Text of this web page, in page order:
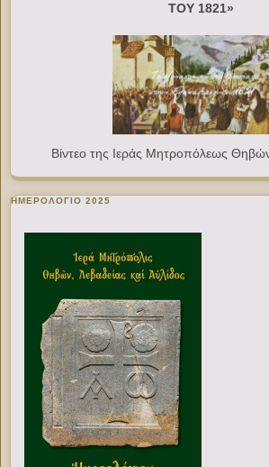
ΤΟΥ 1821»
Βίντεο της Ιεράς Μητροπόλεως Θηβών
ΗΜΕΡΟΛΟΓΙΟ 2025